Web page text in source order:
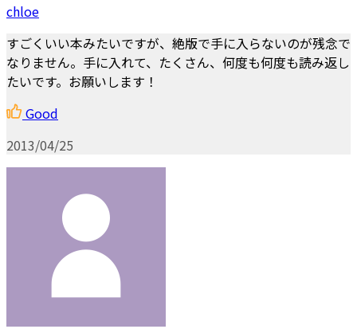
chloe
すごくいい本みたいですが、絶版で手に入らないのが残念で
なりません。手に入れて、たくさん、何度も何度も読み返し
たいです。お願いします！
Good
2013/04/25